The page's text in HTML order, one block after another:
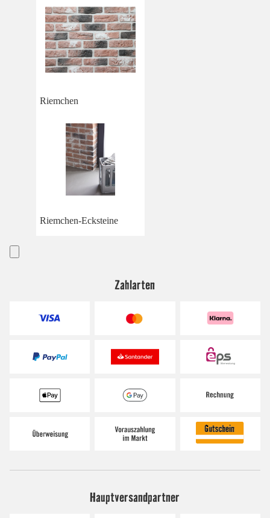
Riemchen
Riemchen-Ecksteine
Zahlarten
Hauptversandpartner